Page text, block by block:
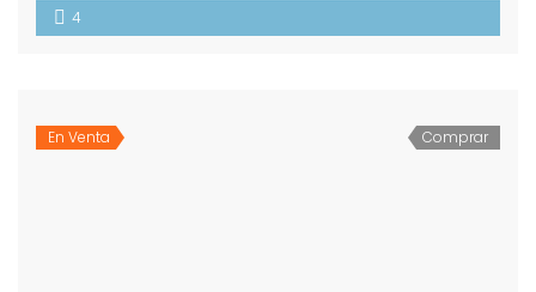
4
En Venta Comprar